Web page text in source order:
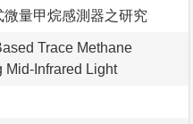
微量甲烷感測器之研究
Trace Methane
Mid-Infrared Light